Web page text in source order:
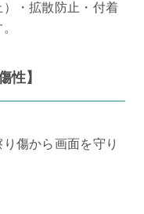
・拡散防止・付着
性】
傷から画面を守り